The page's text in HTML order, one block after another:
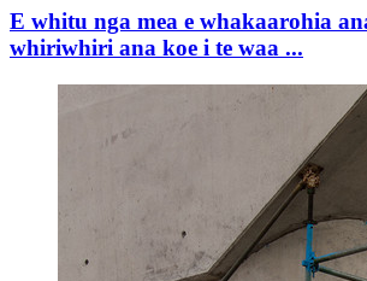
E whitu nga mea e whakaarohia
whiriwhiri ana koe i te waa ...